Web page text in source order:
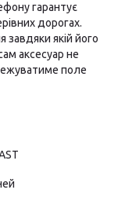
гарантує
дорогах.
завдяки якій його
аксесуар не
поле